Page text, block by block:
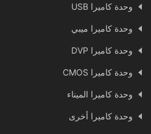
وحدة كاميرا USB
وحدة كاميرا ميبي
وحدة كاميرا DVP
وحدة كاميرا CMOS
وحدة كاميرا الميناء
وحدة كاميرا أخرى